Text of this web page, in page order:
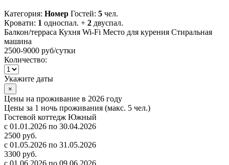
Категория: Номер Гостей: 5 чел.
Кровати: 1 односпал. + 2 двуспал.
Балкон/терраса Кухня Wi-Fi Место для курения Стиральная
машина
2500-9000 руб/сутки
Количество:
Укажите даты
×
Цены на проживание в 2026 году
Цены за 1 ночь проживания (макс. 5 чел.)
Гостевой коттедж Южный
с 01.01.2026 по 30.04.2026
2500 руб.
с 01.05.2026 по 31.05.2026
3300 руб.